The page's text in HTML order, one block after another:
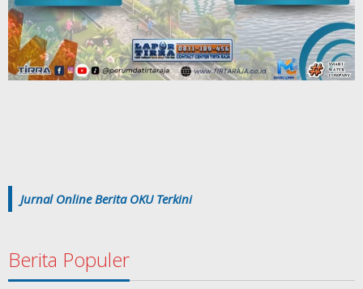
Jurnal Online Berita OKU Terkini
Berita Populer